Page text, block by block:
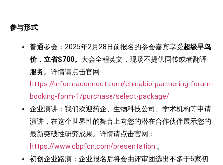
参与形式
普通参会：2025年2月28日前报名的参会嘉宾享受超级早鸟
价， 立省$700。 大会全程英文，现场不提供同传或者翻译
服务。详情请点击官网
https://informaconnect.com/chinabio-partnering-forum-
booking-form-1/purchase/select-package/
企业演讲：我们欢迎药企、生物科技公司、学术机构等申请
演讲，在这个世界性的舞台上向您的潜在合作伙伴展示您的
最新突破性研究成果。详情请点击官网：
https://www.cbpfcn.com/presentation 。
初创企业路演：企业报名后将会由评审团选出不多于6家初